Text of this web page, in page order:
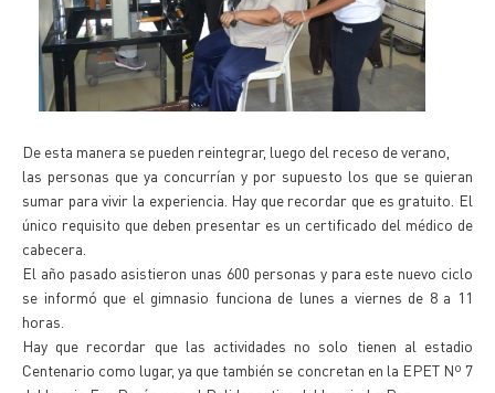
De esta manera se pueden reintegrar, luego del receso de verano,
las personas que ya concurrían y por supuesto los que se quieran
sumar para vivir la experiencia. Hay que recordar que es gratuito. El
único requisito que deben presentar es un certificado del médico de
cabecera.
El año pasado asistieron unas 600 personas y para este nuevo ciclo
se informó que el gimnasio funciona de lunes a viernes de 8 a 11
horas.
Hay que recordar que las actividades no solo tienen al estadio
Centenario como lugar, ya que también se concretan en la EPET Nº 7